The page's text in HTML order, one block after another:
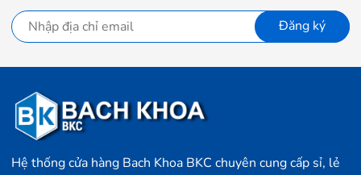
Đăng ký
Hệ thống cửa hàng Bach Khoa BKC chuyên cung cấp sỉ, lẻ